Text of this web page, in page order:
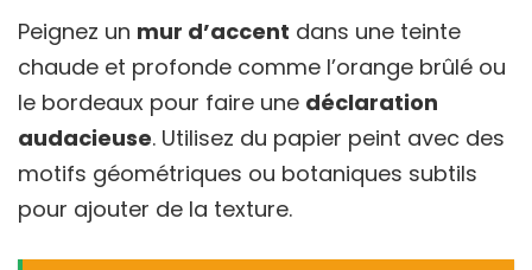
Peignez un mur d’accent dans une teinte
chaude et profonde comme l’orange brûlé ou
le bordeaux pour faire une déclaration
audacieuse. Utilisez du papier peint avec des
motifs géométriques ou botaniques subtils
pour ajouter de la texture.